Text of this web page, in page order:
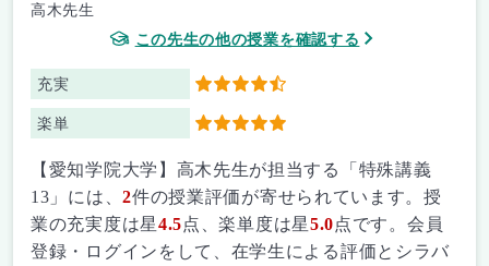
高木先生
この先生の他の授業を確認する
充実 4.5
楽単 5
【愛知学院大学】高木先生が担当する「特殊講義
13」には、2件の授業評価が寄せられています。授
業の充実度は星4.5点、楽単度は星5.0点です。会員
登録・ログインをして、在学生による評価とシラバ